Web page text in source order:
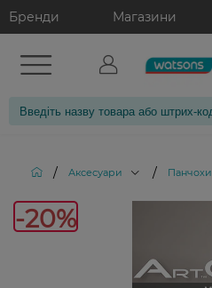
Бренди Магазини
/ Аксесуари / Панчохи
-20%